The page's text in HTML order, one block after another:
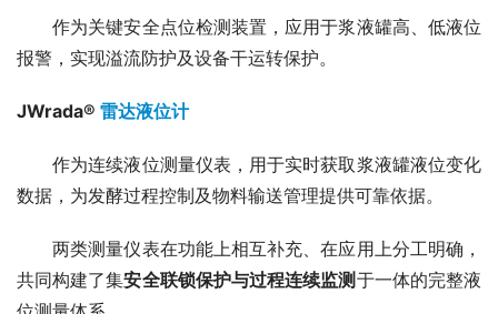
作为关键安全点位检测装置，应用于浆液罐高、低液位
报警，实现溢流防护及设备干运转保护。
JWrada® 雷达液位计
作为连续液位测量仪表，用于实时获取浆液罐液位变化
数据，为发酵过程控制及物料输送管理提供可靠依据。
两类测量仪表在功能上相互补充、在应用上分工明确，
共同构建了集安全联锁保护与过程连续监测 于一体的完整液